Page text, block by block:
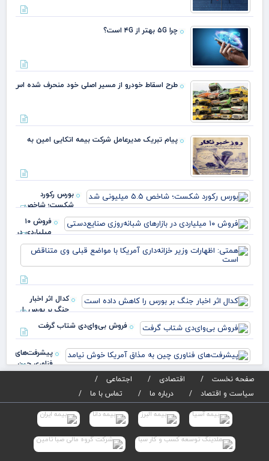
چرا ۵G بهتر از ۴G است؟
طرح اسقاط خودرو از مسیر اصلی خود منحرف شده اس
پیام تبریک مدیرعامل شرکت بیمه اتکایی امین به
بورس رکورد
شکست؛ شاخص
۵.۵ میلیونی شد
فروش ۱۰
میلیاردی در
بازارهای
شبانه‌روزی
صنایع
کدال اثر اخبار
جنگ بر بورس را
کاهش داده است
فروش بی‌وای‌دی شتاب گرفت
پیشرفت‌های
فناوری چین
به مذاق
صفحه نخست اقتصادی
اجتماعی
سیاست و اقتصاد
درباره ما تماس با ما